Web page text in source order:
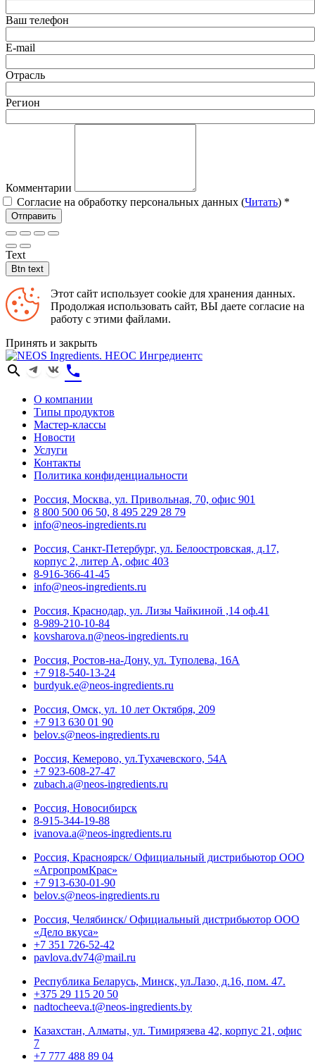
Ваш телефон
E-mail
Отрасль
Регион
Комментарии
Согласие на обработку персональных данных (Читать) *
Отправить
Text
Btn text
Этот сайт использует cookie для хранения данных.
Продолжая использовать сайт, ВЫ даете согласие на
работу с этими файлами.
Принять и закрыть
search phone
О компании
Типы продуктов
Мастер-классы
Новости
Услуги
Контакты
Политика конфиденциальности
Россия, Москва, ул. Привольная, 70, офис 901
8 800 500 06 50, 8 495 229 28 79
info@neos-ingredients.ru
Россия, Санкт-Петербург, ул. Белоостровская, д.17,
корпус 2, литер А, офис 403
8-916-366-41-45
info@neos-ingredients.ru
Россия, Краснодар, ул. Лизы Чайкиной ,14 оф.41
8-989-210-10-84
kovsharova.n@neos-ingredients.ru
Россия, Ростов-на-Дону, ул. Туполева, 16А
+7 918-540-13-24
burdyuk.e@neos-ingredients.ru
Россия, Омск, ул. 10 лет Октября, 209
+7 913 630 01 90
belov.s@neos-ingredients.ru
Россия, Кемерово, ул.Тухачевского, 54А
+7 923-608-27-47
zubach.a@neos-ingredients.ru
Россия, Новосибирск
8-915-344-19-88
ivanova.a@neos-ingredients.ru
Россия, Красноярск/ Официальный дистрибьютор ООО
«АгропромКрас»
+7 913-630-01-90
belov.s@neos-ingredients.ru
Россия, Челябинск/ Официальный дистрибьютор ООО
«Дело вкуса»
+7 351 726-52-42
pavlova.dv74@mail.ru
Республика Беларусь, Минск, ул.Лазо, д.16, пом. 47.
+375 29 115 20 50
nadtocheeva.t@neos-ingredients.by
Казахстан, Алматы, ул. Тимирязева 42, корпус 21, офис
7
+7 777 488 89 04